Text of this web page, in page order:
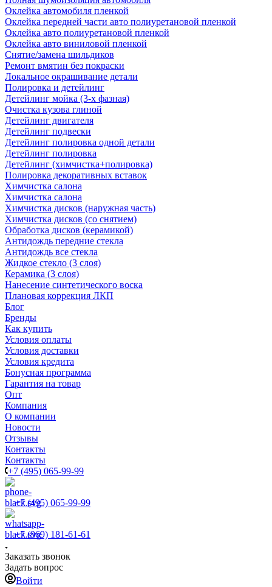
Оклейка автомобиля пленкой
Оклейка передней части авто полиуретановой пленкой
Оклейка авто полиуретановой пленкой
Оклейка авто виниловой пленкой
Снятие/замена шильдиков
Ремонт вмятин без покраски
Локальное окрашивание детали
Полировка и детейлинг
Детейлинг мойка (3-х фазная)
Очистка кузова глиной
Детейлинг двигателя
Детейлинг подвески
Детейлинг полировка одной детали
Детейлинг полировка
Детейлинг (химчистка+полировка)
Полировка декоративных вставок
Химчистка салона
Химчистка салона
Химчистка дисков (наружная часть)
Химчистка дисков (со снятием)
Обработка дисков (керамикой)
Антидождь передние стекла
Антидождь все стекла
Жидкое стекло (3 слоя)
Керамика (3 слоя)
Нанесение синтетического воска
Плановая коррекция ЛКП
Блог
Бренды
Как купить
Условия оплаты
Условия доставки
Условия кредита
Бонусная программа
Гарантия на товар
Опт
Компания
О компании
Новости
Отзывы
Контакты
Контакты
+7 (495) 065-99-99
+7 (495) 065-99-99
+7 (969) 181-61-61
Заказать звонок
Задать вопрос
Войти